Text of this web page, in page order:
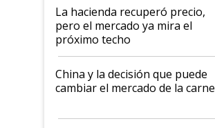
La hacienda recuperó precio,
pero el mercado ya mira el
próximo techo
China y la decisión que puede
cambiar el mercado de la carne